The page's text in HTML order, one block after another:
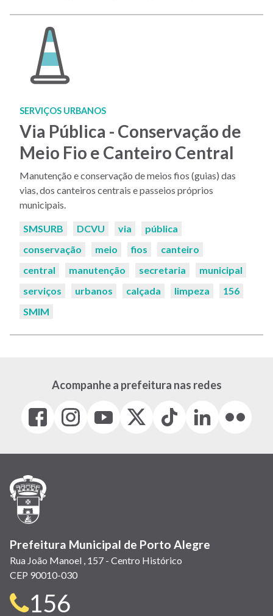
SERVIÇOS URBANOS
Via Pública - Conservação de
Meio Fio e Canteiro Central
Manutenção e conservação de meios fios (guias) das
vias, dos canteiros centrais e passeios próprios
municipais.
Palavras-
SMSURB DCVU via
pública
conservação
meio fios
canteiro
central
manutenção secretaria
municipal
serviços
urbanos calçada limpeza
156
SMIM
Acompanhe a prefeitura nas redes
Facebook
(link
em
janela)
Instagram
(link
em
(link
em
(Antigo
(link
Tiktok
(link
em
LinkedIn
(link
em
(link
em
Prefeitura Municipal de Porto Alegre
Rua João Manoel , 157 - Centro Histórico
CEP 90010-030
Telefone
156